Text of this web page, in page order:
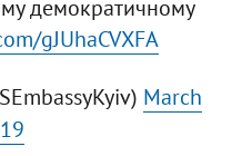
демократичному
gJUhaCVXFA
March